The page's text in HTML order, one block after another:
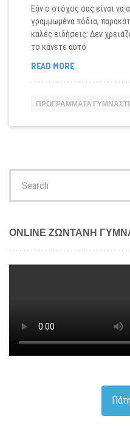
Εάν ο στόχος σας είναι να
γραμμωμένα πόδια,
καλές ειδήσεις: Δεν
το κάνετε αυτό
READ MOREΠΡΌΓΡΑΜΜΑ
ΓΙΑ
ΤΟΥ
ΠΡΟΓΡΆΜΜΑΤΑ
ONLINE ΖΩΝΤΑΝΗ